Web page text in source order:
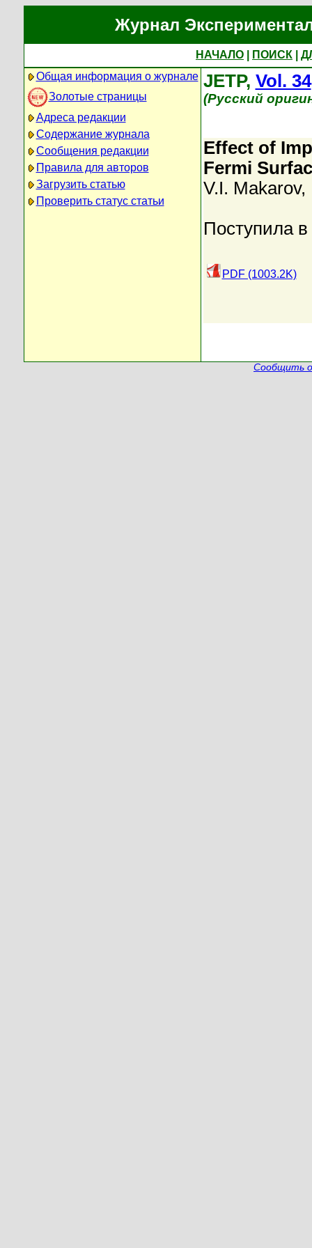
Журнал
НАЧАЛО ПОИСК
Общая информация о журнале
Золотые страницы
Адреса редакции
Содержание журнала
Сообщения редакции
Правила для авторов
Загрузить статью
Проверить статус статьи
JETP, Vol. 34
(Русский
Effect of
Fermi
V.I. Makarov,
Поступила
PDF (1003.2K)
Сообщить о